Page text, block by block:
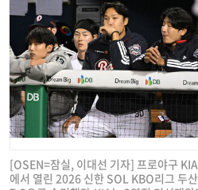
[OSEN=잠실, 이대선 기자] 프로야구
에서 열린 2026 신한 SOL KBO리그 두